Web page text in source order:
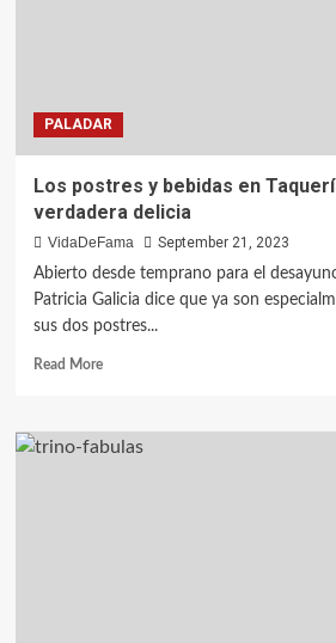
PALADAR
Los postres y bebidas en
verdadera delicia
VidaDeFama
September 21, 2023
Abierto desde temprano para el
Patricia Galicia dice que ya son
sus dos postres...
Read More